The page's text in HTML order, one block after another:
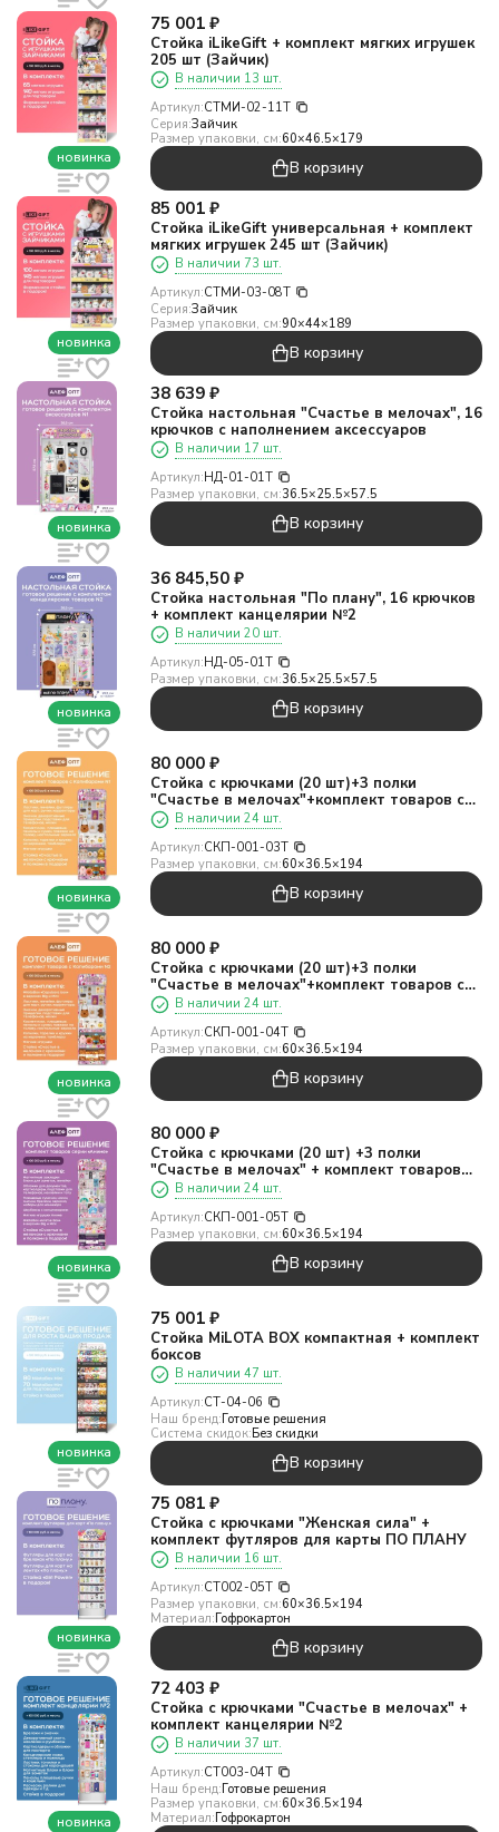
новинка
75 001 ₽
Стойка iLikeGift + комплект мягких игрушек
205 шт (Зайчик)
В наличии 13 шт.
Артикул:СТМИ-02-11T
Серия:Зайчик
Размер упаковки, см:60×46.5×179
В корзину
новинка
85 001 ₽
Стойка iLikeGift универсальная + комплект
мягких игрушек 245 шт (Зайчик)
В наличии 73 шт.
Артикул:СТМИ-03-08T
Серия:Зайчик
Размер упаковки, см:90×44×189
В корзину
новинка
38 639 ₽
Стойка настольная "Счастье в мелочах", 16
крючков с наполнением аксессуаров
В наличии 17 шт.
Артикул:НД-01-01T
Размер упаковки, см:36.5×25.5×57.5
В корзину
новинка
36 845,50 ₽
Стойка настольная "По плану", 16 крючков
+ комплект канцелярии №2
В наличии 20 шт.
Артикул:НД-05-01T
Размер упаковки, см:36.5×25.5×57.5
В корзину
новинка
80 000 ₽
Стойка с крючками (20 шт)+3 полки
"Счастье в мелочах"+комплект товаров с
капибарами №1
В наличии 24 шт.
Артикул:СКП-001-03T
Размер упаковки, см:60×36.5×194
В корзину
новинка
80 000 ₽
Стойка с крючками (20 шт)+3 полки
"Счастье в мелочах"+комплект товаров с
капибарами №2
В наличии 24 шт.
Артикул:СКП-001-04T
Размер упаковки, см:60×36.5×194
В корзину
новинка
80 000 ₽
Стойка с крючками (20 шт) +3 полки
"Счастье в мелочах" + комплект товаров
АНИМЕВ наличии 24 шт.
Артикул:СКП-001-05T
Размер упаковки, см:60×36.5×194
В корзину
новинка
75 001 ₽
Стойка MiLOTA BOX компактная + комплект
боксов
В наличии 47 шт.
Артикул:СТ-04-06
Наш бренд:Готовые решения
Система скидок:Без скидки
В корзину
новинка
75 081 ₽
Стойка с крючками "Женская сила" +
комплект футляров для карты ПО ПЛАНУ
В наличии 16 шт.
Артикул:CT002-05Т
Размер упаковки, см:60×36.5×194
Материал:Гофрокартон
В корзину
новинка
72 403 ₽
Стойка с крючками "Счастье в мелочах" +
комплект канцелярии №2
В наличии 37 шт.
Артикул:CT003-04Т
Наш бренд:Готовые решения
Размер упаковки, см:60×36.5×194
Материал:Гофрокартон